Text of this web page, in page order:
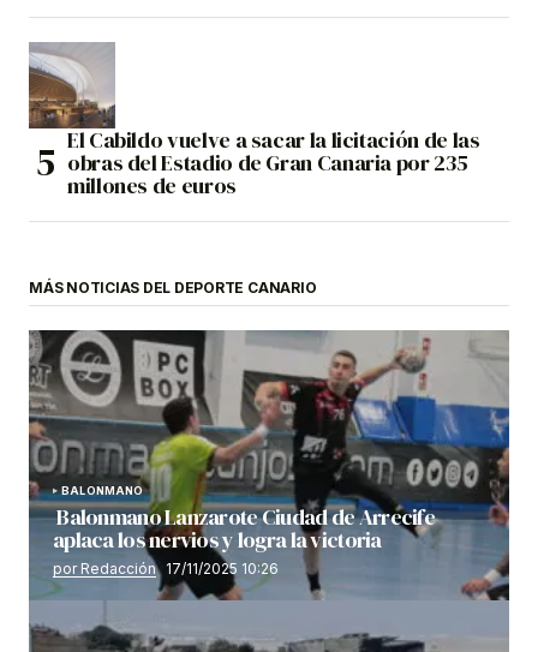
El Cabildo vuelve a sacar la licitación de las
obras del Estadio de Gran Canaria por 235
millones de euros
MÁS NOTICIAS DEL DEPORTE CANARIO
BALONMANO
Balonmano Lanzarote Ciudad de Arrecife
aplaca los nervios y logra la victoria
por Redacción 17/11/2025 10:26